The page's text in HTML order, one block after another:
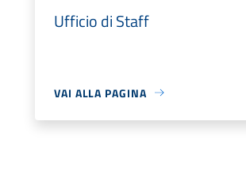
Ufficio di Staff
VAI ALLA PAGINA